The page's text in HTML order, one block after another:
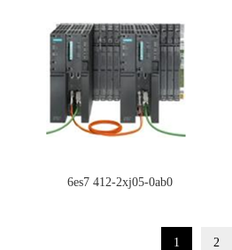
6es7 412-2xj05-0ab0
1 2